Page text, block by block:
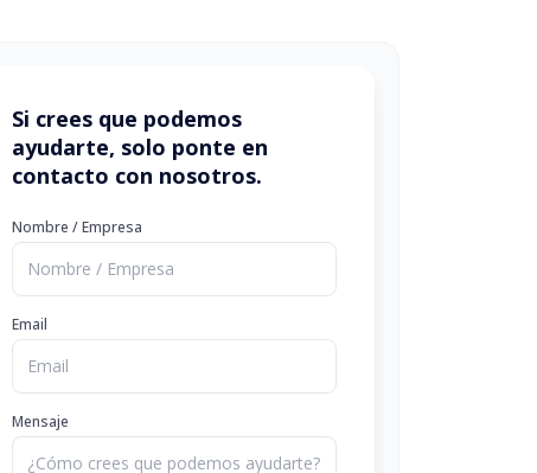
Si crees que podemos
ayudarte, solo ponte en
contacto con nosotros.
Nombre / Empresa
Email
Mensaje